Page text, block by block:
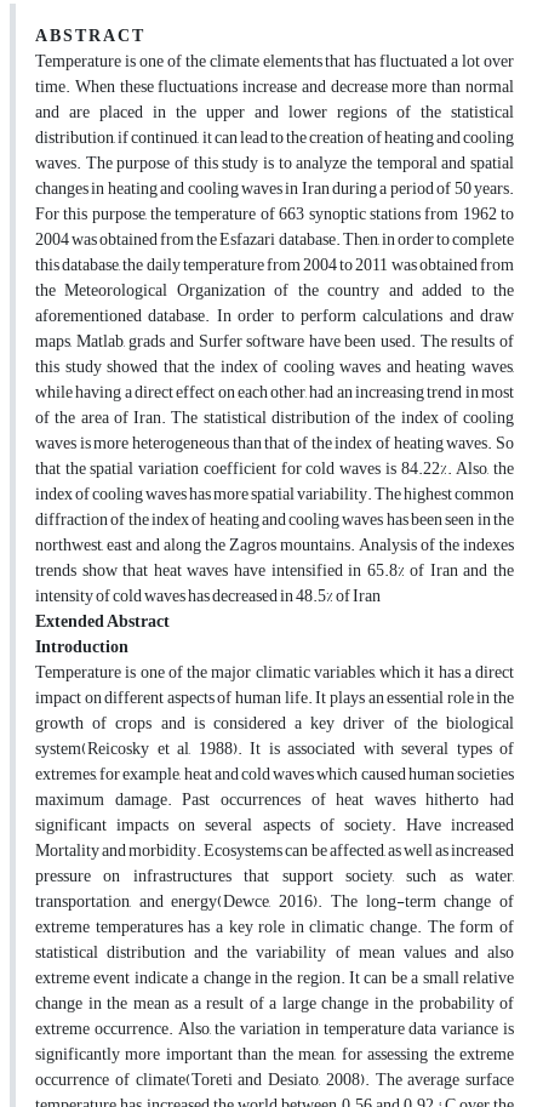
A B S T R A C T
Temperature is one of the climate elements that has fluctuated a lot over
time. When these fluctuations increase and decrease more than normal
and are placed in the upper and lower regions of the statistical
distribution, if continued, it can lead to the creation of heating and cooling
waves. The purpose of this study is to analyze the temporal and spatial
changes in heating and cooling waves in Iran during a period of 50 years.
For this purpose, the temperature of 663 synoptic stations from 1962 to
2004 was obtained from the Esfazari database. Then, in order to complete
this database, the daily temperature from 2004 to 2011 was obtained from
the Meteorological Organization of the country and added to the
aforementioned database. In order to perform calculations and draw
maps, Matlab, grads and Surfer software have been used. The results of
this study showed that the index of cooling waves and heating waves,
while having a direct effect on each other, had an increasing trend in most
of the area of Iran. The statistical distribution of the index of cooling
waves is more heterogeneous than that of the index of heating waves. So
that the spatial variation coefficient for cold waves is 84.22%. Also, the
index of cooling waves has more spatial variability. The highest common
diffraction of the index of heating and cooling waves has been seen in the
northwest, east and along the Zagros mountains. Analysis of the indexes
trends show that heat waves have intensified in 65.8% of Iran and the
intensity of cold waves has decreased in 48.5% of Iran
Extended Abstract
Introduction
Temperature is one of the major climatic variables, which it has a direct
impact on different aspects of human life. It plays an essential role in the
growth of crops and is considered a key driver of the biological
system(Reicosky et al, 1988). It is associated with several types of
extremes, for example, heat and cold waves which caused human societies
maximum damage. Past occurrences of heat waves hitherto had
significant impacts on several aspects of society. Have increased
Mortality and morbidity. Ecosystems can be affected, as well as increased
pressure on infrastructures that support society, such as water,
transportation, and energy(Dewce, 2016). The long-term change of
extreme temperatures has a key role in climatic change. The form of
statistical distribution and the variability of mean values and also
extreme event indicate a change in the region. It can be a small relative
change in the mean as a result of a large change in the probability of
extreme occurrence. Also, the variation in temperature data variance is
significantly more important than the mean, for assessing the extreme
occurrence of climate(Toreti and Desiato, 2008). The average surface